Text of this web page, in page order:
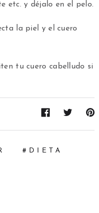
etc. y déjalo en el pelo.
la piel y el cuero
tu cuero cabelludo si
DIETA